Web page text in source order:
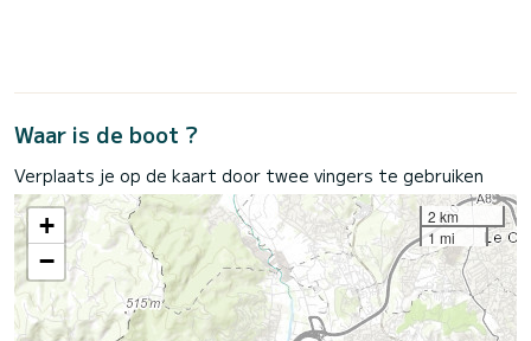
Waar is de boot ?
Verplaats je op de kaart door twee vingers te gebruiken
+
−
2 km
1 mi